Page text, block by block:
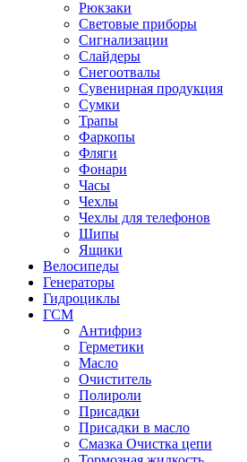
Рюкзаки
Световые приборы
Сигнализации
Слайдеры
Снегоотвалы
Сувенирная продукция
Сумки
Трапы
Фаркопы
Фляги
Фонари
Часы
Чехлы
Чехлы для телефонов
Шипы
Ящики
Велосипеды
Генераторы
Гидроциклы
ГСМ
Антифриз
Герметики
Масло
Очиститель
Полироли
Присадки
Присадки в масло
Смазка Очистка цепи